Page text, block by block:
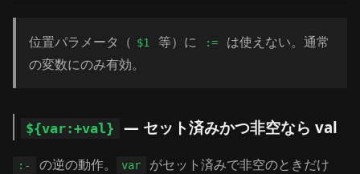
位置パラメータ（ $1 等）に :=
は使えない。通常
の変数にのみ有効。
${var:+val} — セット済みかつ非空なら val
:- の逆の動作。 var がセット済みで非空のときだけ